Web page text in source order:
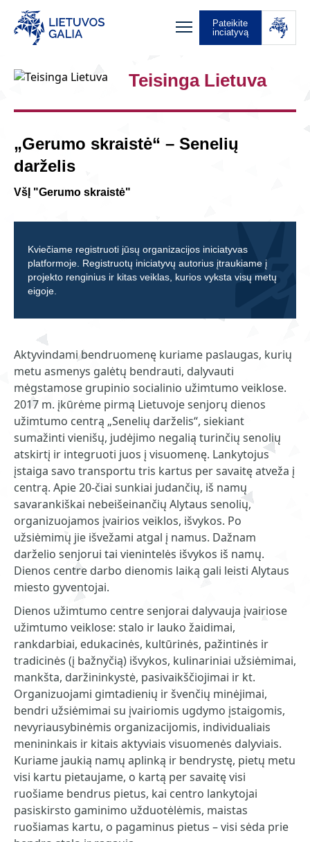
Pateikite
inciatyvą
Teisinga Lietuva
„Gerumo skraistė“ – Senelių
darželis
VšĮ "Gerumo skraistė"
Kviečiame registruoti jūsų organizacijos iniciatyvas
platformoje. Registruotų iniciatyvų autorius įtraukiame į
projekto renginius ir kitas veiklas, kurios vyksta visų metų
eigoje.
Aktyvindami bendruomenę kuriame paslaugas, kurių
metu asmenys galėtų bendrauti, dalyvauti
mėgstamose grupinio socialinio užimtumo veiklose.
2017 m. įkūrėme pirmą Lietuvoje senjorų dienos
užimtumo centrą „Senelių darželis“, siekiant
sumažinti vienišų, judėjimo negalią turinčių senolių
atskirtį ir integruoti juos į visuomenę. Lankytojus
įstaiga savo transportu tris kartus per savaitę atveža į
centrą. Apie 20-čiai sunkiai judančių, iš namų
savarankiškai nebeišeinančių Alytaus senolių,
organizuojamos įvairios veiklos, išvykos. Po
užsiėmimų jie išvežami atgal į namus. Dažnam
darželio senjorui tai vienintelės išvykos iš namų.
Dienos centre darbo dienomis laiką gali leisti Alytaus
miesto gyventojai.
Dienos užimtumo centre senjorai dalyvauja įvairiose
užimtumo veiklose: stalo ir lauko žaidimai,
rankdarbiai, edukacinės, kultūrinės, pažintinės ir
tradicinės (į bažnyčią) išvykos, kulinariniai užsiėmimai,
mankšta, daržininkystė, pasivaikščiojimai ir kt.
Organizuojami gimtadienių ir švenčių minėjimai,
bendri užsiėmimai su įvairiomis ugdymo įstaigomis,
nevyriausybinėmis organizacijomis, individualiais
menininkais ir kitais aktyviais visuomenės dalyviais.
Kuriame jaukią namų aplinką ir bendrystę, pietų metu
visi kartu pietaujame, o kartą per savaitę visi
ruošiame bendrus pietus, kai centro lankytojai
pasiskirsto gaminimo užduotėlėmis, maistas
ruošiamas kartu, o pagaminus pietus – visi sėda prie